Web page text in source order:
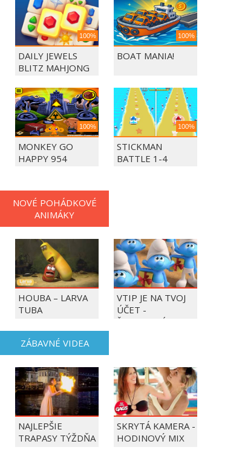
100%
DAILY JEWELS
BLITZ MAHJONG
100%
BOAT MANIA!
100%
MONKEY GO
HAPPY 954
100%
STICKMAN
BATTLE 1-4
NOVÉ POHÁDKOVÉ
ANIMÁKY
HOUBA – LARVA
TUBA
VTIP JE NA TVOJ
ÚČET -
ŠMOULOVÉ
ZÁBAVNÉ VIDEA
NAJLEPŠIE
TRAPASY TÝŽDŇA
SKRYTÁ KAMERA -
HODINOVÝ MIX